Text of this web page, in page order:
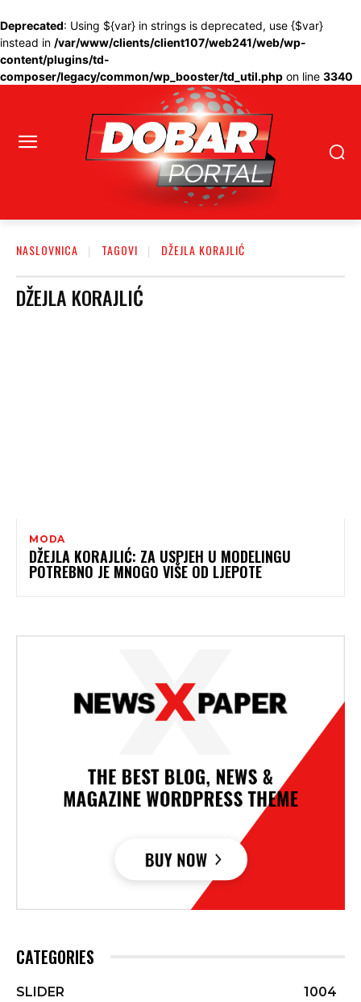
Deprecated: Using ${var} in strings is deprecated, use {$var}
instead in /var/www/clients/client107/web241/web/wp-
content/plugins/td-
composer/legacy/common/wp_booster/td_util.php on line 3340
NASLOVNICA TAGOVI DŽEJLA KORAJLIĆ
DŽEJLA KORAJLIĆ
MODA
DŽEJLA KORAJLIĆ: ZA USPJEH U MODELINGU
POTREBNO JE MNOGO VIŠE OD LJEPOTE
CATEGORIES
SLIDER
1004